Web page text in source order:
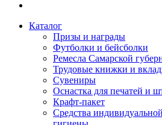
Каталог
Призы и награды
Футболки и бейсболки
Ремесла Самарской
Трудовые книжки и
Сувениры
Оснастка для печатей и
Крафт-пакет
Средства